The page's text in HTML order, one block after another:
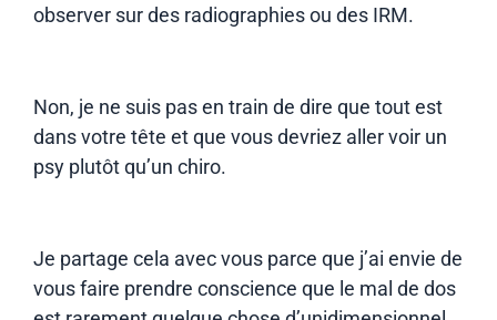
observer sur des radiographies ou des IRM.
Non, je ne suis pas en train de dire que tout est
dans votre tête et que vous devriez aller voir un
psy plutôt qu’un chiro.
Je partage cela avec vous parce que j’ai envie de
vous faire prendre conscience que le mal de dos